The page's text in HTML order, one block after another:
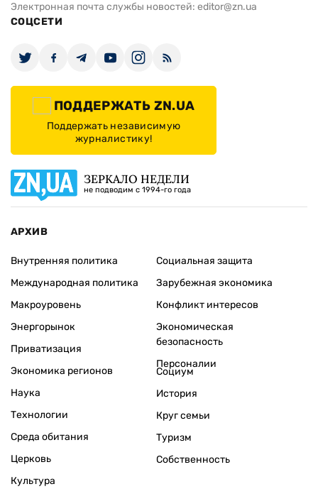
Электронная почта службы новостей: editor@zn.ua
СОЦСЕТИ
ПОДДЕРЖАТЬ ZN.UA
Поддержать независимую
журналистику!
ЗЕРКАЛО НЕДЕЛИ
не подводим с 1994-го года
АРХИВ
Внутренняя политика
Международная политика
Макроуровень
Энергорынок
Приватизация
Экономика регионов
Социальная защита
Зарубежная экономика
Конфликт интересов
Экономическая
безопасность
Персоналии
Наука
Технологии
Среда обитания
Церковь
Культура
Социум
История
Круг семьи
Туризм
Собственность